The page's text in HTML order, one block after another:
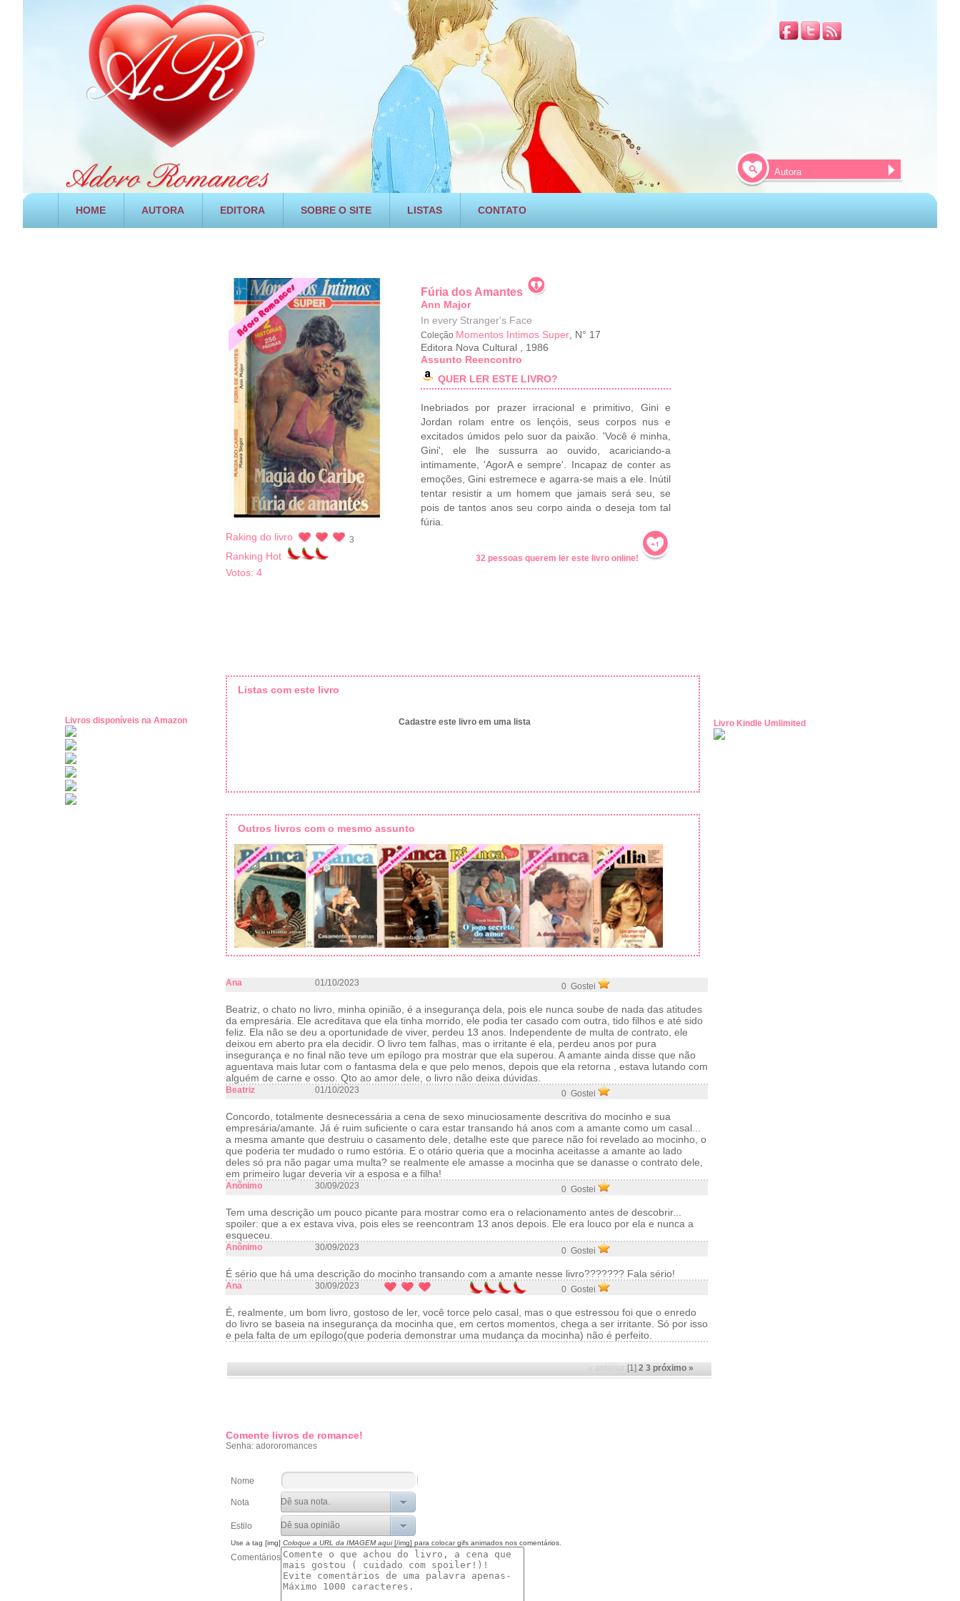
HOME AUTORA EDITORA SOBRE O SITE LISTAS CONTATO
Livros disponíveis na Amazon
Raking do livro 3
Ranking Hot
Votos: 4
Fúria dos Amantes
Ann Major
In every Stranger's Face
Coleção Momentos Intimos Super , N° 17
Editora Nova Cultural
1986
Assunto Reencontro
QUER LER ESTE LIVRO?
Inebriados por prazer irracional e primitivo, Gini e
Jordan rolam entre os lençóis, seus corpos nus e
excitados úmidos pelo suor da paixão. 'Você é minha,
Gini', ele lhe sussurra ao ouvido, acariciando-a
intimamente, 'AgorA e sempre'. Incapaz de conter as
emoções, Gini estremece e agarra-se mais a ele. Inútil
tentar resistir a um homem que jamais será seu, se
pois de tantos anos seu corpo ainda o deseja tom tal
fúria.
32 pessoas querem ler este livro online!
Livro Kindle Umlimited
Listas com este livro
Cadastre este livro em uma lista
Outros livros com o mesmo assunto
Ana 01/10/2023 0 Gostei
Beatriz, o chato no livro, minha opinião, é a insegurança dela, pois ele nunca soube de nada das atitudes
da empresária. Ele acreditava que ela tinha morrido, ele podia ter casado com outra, tido filhos e até sido
feliz. Ela não se deu a oportunidade de viver, perdeu 13 anos. Independente de multa de contrato, ele
deixou em aberto pra ela decidir. O livro tem falhas, mas o irritante é ela, perdeu anos por pura
insegurança e no final não teve um epílogo pra mostrar que ela superou. A amante ainda disse que não
aguentava mais lutar com o fantasma dela e que pelo menos, depois que ela retorna , estava lutando com
alguém de carne e osso. Qto ao amor dele, o livro não deixa dúvidas.
Beatriz 01/10/2023 0 Gostei
Concordo, totalmente desnecessária a cena de sexo minuciosamente descritiva do mocinho e sua
empresária/amante. Já é ruim suficiente o cara estar transando há anos com a amante como um casal...
a mesma amante que destruiu o casamento dele, detalhe este que parece não foi revelado ao mocinho, o
que poderia ter mudado o rumo estória. E o otário queria que a mocinha aceitasse a amante ao lado
deles só pra não pagar uma multa? se realmente ele amasse a mocinha que se danasse o contrato dele,
em primeiro lugar deveria vir a esposa e a filha!
Anônimo 30/09/2023 0 Gostei
Tem uma descrição um pouco picante para mostrar como era o relacionamento antes de descobrir...
spoiler: que a ex estava viva, pois eles se reencontram 13 anos depois. Ele era louco por ela e nunca a
esqueceu.
Anônimo 30/09/2023 0 Gostei
É sério que há uma descrição do mocinho transando com a amante nesse livro??????? Fala sério!
Ana 30/09/2023 0 Gostei
É, realmente, um bom livro, gostoso de ler, você torce pelo casal, mas o que estressou foi que o enredo
do livro se baseia na insegurança da mocinha que, em certos momentos, chega a ser irritante. Só por isso
e pela falta de um epílogo(que poderia demonstrar uma mudança da mocinha) não é perfeito.
« anterior [1] 2 3 próximo »
Comente livros de romance!
Senha: adororomances
Nome
Nota
Estilo
Use a tag [img] Coloque a URL da IMAGEM aqui[/img] para colocar gifs animados nos comentários.
Comentários